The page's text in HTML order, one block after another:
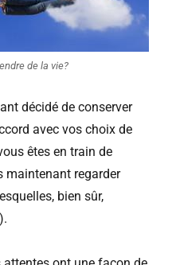
de la vie?
décidé de conserver
avec vos choix de
êtes en train de
maintenant regarder
bien sûr,